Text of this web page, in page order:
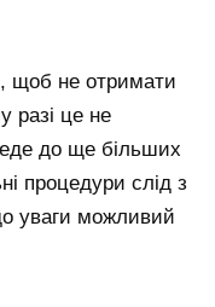
щоб не отримати
разі це не
до ще більших
процедури слід з
уваги можливий